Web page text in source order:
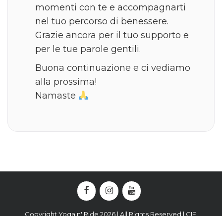
momenti con te e accompagnarti
nel tuo percorso di benessere.
Grazie ancora per il tuo supporto e
per le tue parole gentili.
Buona continuazione e ci vediamo
alla prossima!
Namaste
Copyright Yoga n' Ride 2026 | All Rights Reserved | CIF: